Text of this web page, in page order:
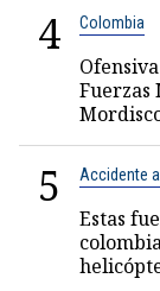
4 Colombia
Fuerzas
5 Accidente
Estas